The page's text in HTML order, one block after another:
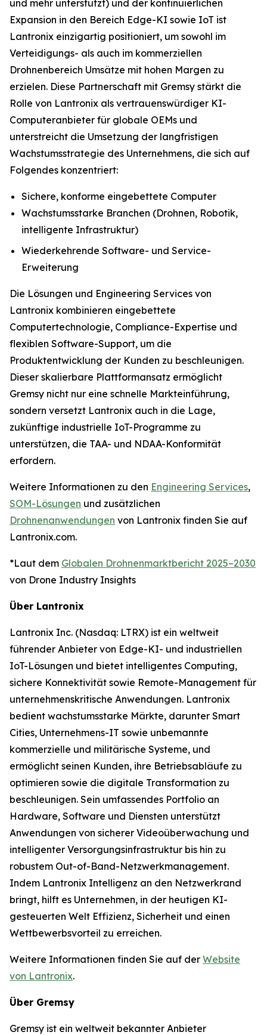
und mehr unterstützt) und der kontinuierlichen
Expansion in den Bereich Edge-KI sowie IoT ist
Lantronix einzigartig positioniert, um sowohl im
Verteidigungs- als auch im kommerziellen
Drohnenbereich Umsätze mit hohen Margen zu
erzielen. Diese Partnerschaft mit Gremsy stärkt die
Rolle von Lantronix als vertrauenswürdiger KI-
Computeranbieter für globale OEMs und
unterstreicht die Umsetzung der langfristigen
Wachstumsstrategie des Unternehmens, die sich auf
Folgendes konzentriert:
Sichere, konforme eingebettete Computer
Wachstumsstarke Branchen (Drohnen, Robotik,
intelligente Infrastruktur)
Wiederkehrende Software- und Service-
Erweiterung
Die Lösungen und Engineering Services von
Lantronix kombinieren eingebettete
Computertechnologie, Compliance-Expertise und
flexiblen Software-Support, um die
Produktentwicklung der Kunden zu beschleunigen.
Dieser skalierbare Plattformansatz ermöglicht
Gremsy nicht nur eine schnelle Markteinführung,
sondern versetzt Lantronix auch in die Lage,
zukünftige industrielle IoT-Programme zu
unterstützen, die TAA- und NDAA-Konformität
erfordern.
Weitere Informationen zu den Engineering Services,
SOM-Lösungen und zusätzlichen
Drohnenanwendungen von Lantronix finden Sie auf
Lantronix.com.
*Laut dem Globalen Drohnenmarktbericht 2025–2030
von Drone Industry Insights
Über Lantronix
Lantronix Inc. (Nasdaq: LTRX) ist ein weltweit
führender Anbieter von Edge-KI- und industriellen
IoT-Lösungen und bietet intelligentes Computing,
sichere Konnektivität sowie Remote-Management für
unternehmenskritische Anwendungen. Lantronix
bedient wachstumsstarke Märkte, darunter Smart
Cities, Unternehmens-IT sowie unbemannte
kommerzielle und militärische Systeme, und
ermöglicht seinen Kunden, ihre Betriebsabläufe zu
optimieren sowie die digitale Transformation zu
beschleunigen. Sein umfassendes Portfolio an
Hardware, Software und Diensten unterstützt
Anwendungen von sicherer Videoüberwachung und
intelligenter Versorgungsinfrastruktur bis hin zu
robustem Out-of-Band-Netzwerkmanagement.
Indem Lantronix Intelligenz an den Netzwerkrand
bringt, hilft es Unternehmen, in der heutigen KI-
gesteuerten Welt Effizienz, Sicherheit und einen
Wettbewerbsvorteil zu erreichen.
Weitere Informationen finden Sie auf der Website
von Lantronix.
Über Gremsy
Gremsy ist ein weltweit bekannter Anbieter